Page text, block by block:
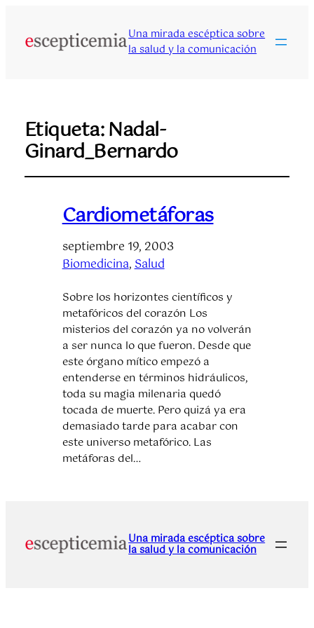
Una mirada escéptica sobre
la salud y la comunicación
Etiqueta:Nadal-
Ginard_Bernardo
Cardiometáforas
septiembre 19, 2003
Biomedicina, Salud
Sobre los horizontes científicos y
metafóricos del corazón Los
misterios del corazón ya no volverán
a ser nunca lo que fueron. Desde que
este órgano mítico empezó a
entenderse en términos hidráulicos,
toda su magia milenaria quedó
tocada de muerte. Pero quizá ya era
demasiado tarde para acabar con
este universo metafórico. Las
metáforas del…
Una mirada escéptica sobre
la salud y la comunicación